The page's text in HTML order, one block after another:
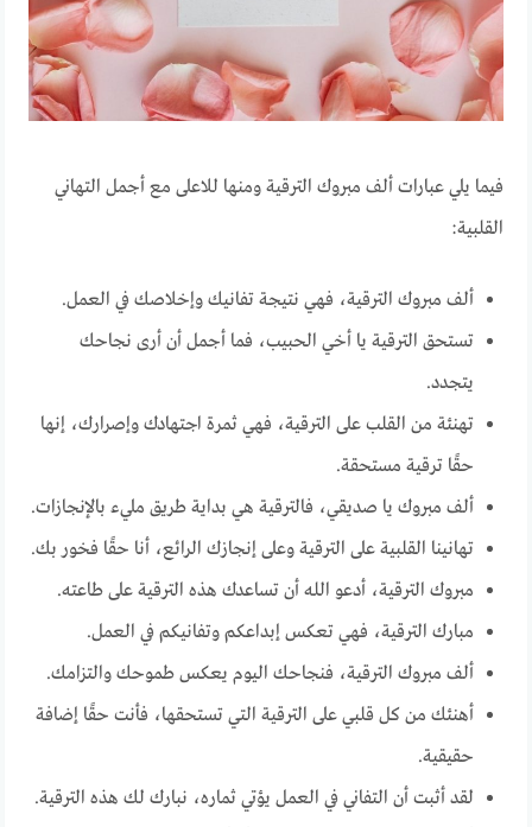
فيما يلي عبارات ألف مبروك الترقية ومنها للاعلى مع أجمل التهاني
القلبية:
ألف مبروك الترقية، فهي نتيجة تفانيك وإخلاصك في العمل.
تستحق الترقية يا أخي الحبيب، فما أجمل أن أرى نجاحك
يتجدد.
تهنئة من القلب على الترقية، فهي ثمرة اجتهادك وإصرارك، إنها
حقًا ترقية مستحقة.
ألف مبروك يا صديقي، فالترقية هي بداية طريق مليء بالإنجازات.
تهانينا القلبية على الترقية وعلى إنجازك الرائع، أنا حقًا فخور بك.
مبروك الترقية، أدعو الله أن تساعدك هذه الترقية على طاعته.
مبارك الترقية، فهي تعكس إبداعكم وتفانيكم في العمل.
ألف مبروك الترقية، فنجاحك اليوم يعكس طموحك والتزامك.
أهنئك من كل قلبي على الترقية التي تستحقها، فأنت حقًا إضافة
حقيقية.
لقد أثبت أن التفاني في العمل يؤتي ثماره، نبارك لك هذه الترقية.